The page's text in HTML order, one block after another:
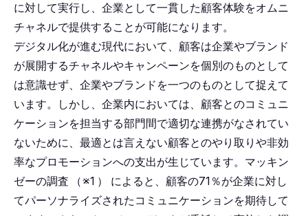
に対して実行し、企業として一貫した顧客体験をオムニ
チャネルで提供することが可能になります。
デジタル化が進む現代において、顧客は企業やブランド
が展開するチャネルやキャンペーンを個別のものとして
は意識せず、企業やブランドを一つのものとして捉えて
います。しかし、企業内においては、顧客とのコミュニ
ケーションを担当する部門間で適切な連携がなされてい
ないために、最適とは言えない顧客とのやり取りや非効
率なプロモーションへの支出が生じています。マッキン
ゼーの調査
（※1 ）
によると、顧客の71％が企業に対し
てパーソナライズされたコミュニケーションを期待して